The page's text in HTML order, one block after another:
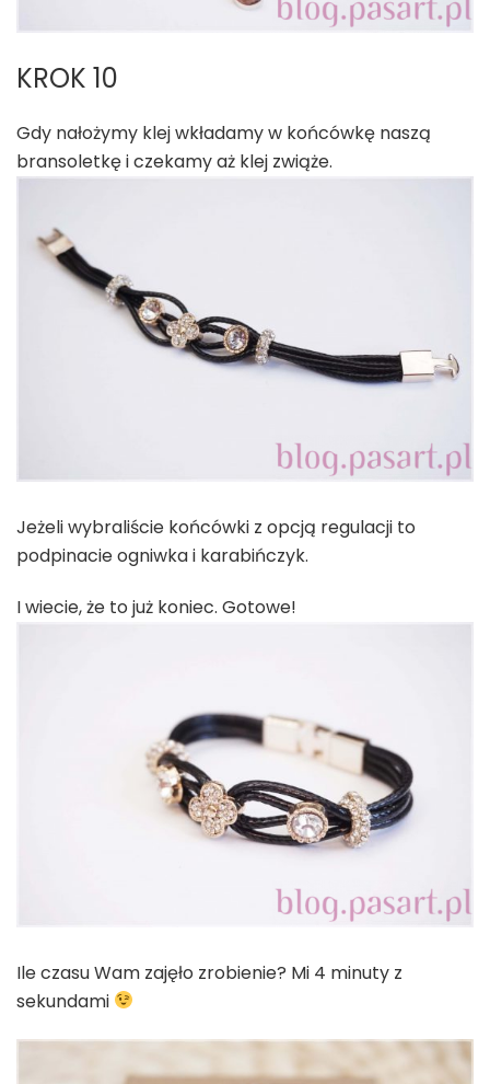
KROK 10
Gdy nałożymy klej wkładamy w końcówkę naszą
bransoletkę i czekamy aż klej zwiąże.
Jeżeli wybraliście końcówki z opcją regulacji to
podpinacie ogniwka i karabińczyk.
I wiecie, że to już koniec. Gotowe!
Ile czasu Wam zajęło zrobienie? Mi 4 minuty z
sekundami